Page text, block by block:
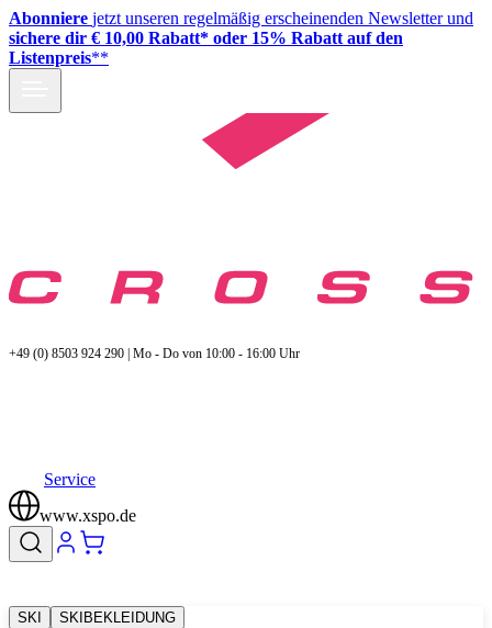
Abonniere jetzt unseren regelmäßig erscheinenden Newsletter und
sichere dir € 10,00 Rabatt* oder 15% Rabatt auf den
Listenpreis**
+49 (0) 8503 924 290 | Mo - Do von 10:00 - 16:00 Uhr
Service
www.xspo.de
SKI SKIBEKLEIDUNG